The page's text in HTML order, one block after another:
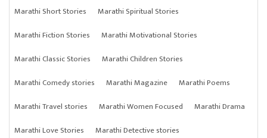
Marathi Short Stories
Marathi Spiritual Stories
Marathi Fiction Stories
Marathi Motivational Stories
Marathi Classic Stories
Marathi Children Stories
Marathi Comedy stories
Marathi Magazine
Marathi Poems
Marathi Travel stories
Marathi Women Focused
Marathi Drama
Marathi Love Stories
Marathi Detective stories